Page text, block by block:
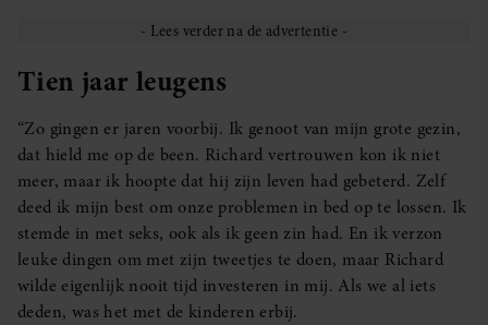
Tien jaar leugens
“Zo gingen er jaren voorbij. Ik genoot van mijn grote gezin,
dat hield me op de been. Richard vertrouwen kon ik niet
meer, maar ik hoopte dat hij zijn leven had gebeterd. Zelf
deed ik mijn best om onze problemen in bed op te lossen. Ik
stemde in met seks, ook als ik geen zin had. En ik verzon
leuke dingen om met zijn tweetjes te doen, maar Richard
wilde eigenlijk nooit tijd investeren in mij. Als we al iets
deden, was het met de kinderen erbij.